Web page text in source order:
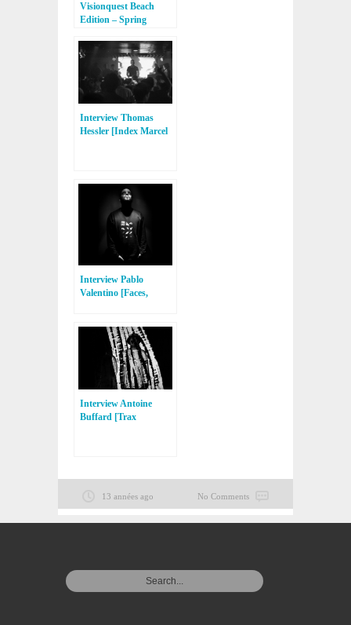
Visionquest Beach
Edition – Spring
[Visionquest]
Interview Thomas
Hessler [Index Marcel
Interview Pablo
Valentino [Faces,
Interview Antoine
Buffard [Trax
13 années ago No Comments